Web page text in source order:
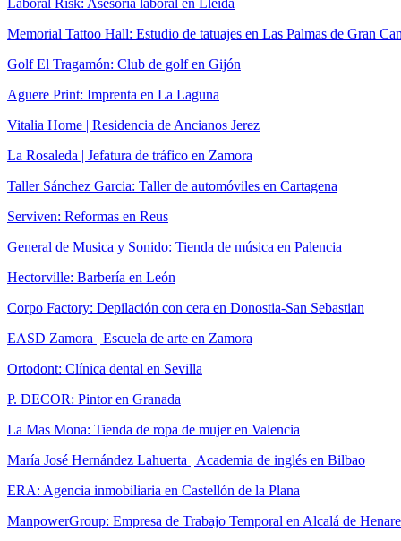
Memorial Tattoo Hall: Estudio de tatuajes en Las Palmas de Gran
Golf El Tragamón: Club de golf en Gijón
Aguere Print: Imprenta en La Laguna
Vitalia Home | Residencia de Ancianos Jerez
La Rosaleda | Jefatura de tráfico en Zamora
Taller Sánchez Garcia: Taller de automóviles en Cartagena
Serviven: Reformas en Reus
General de Musica y Sonido: Tienda de música en Palencia
Hectorville: Barbería en León
Corpo Factory: Depilación con cera en Donostia-San Sebastian
EASD Zamora | Escuela de arte en Zamora
Ortodont: Clínica dental en Sevilla
P. DECOR: Pintor en Granada
La Mas Mona: Tienda de ropa de mujer en Valencia
María José Hernández Lahuerta | Academia de inglés en Bilbao
ERA: Agencia inmobiliaria en Castellón de la Plana
ManpowerGroup: Empresa de Trabajo Temporal en Alcalá de